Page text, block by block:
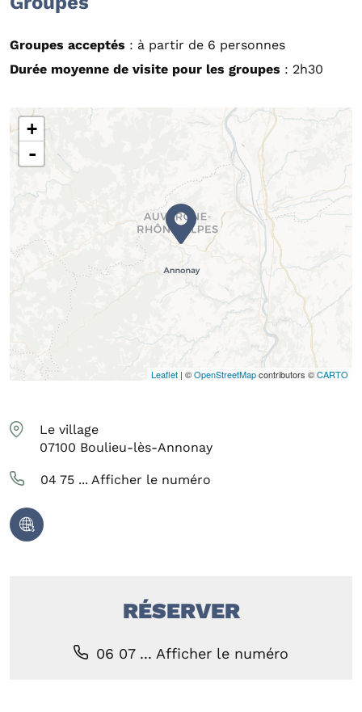
Groupes acceptés : à partir de 6 personnes
Durée moyenne de visite pour les groupes : 2h30
+
-
Leaflet | ©OpenStreetMapcontributors ©CARTO
Le village
07100 Boulieu-lès-Annonay
04 75 ... Afficher le numéro
RÉSERVER
06 07 ... Afficher le numéro